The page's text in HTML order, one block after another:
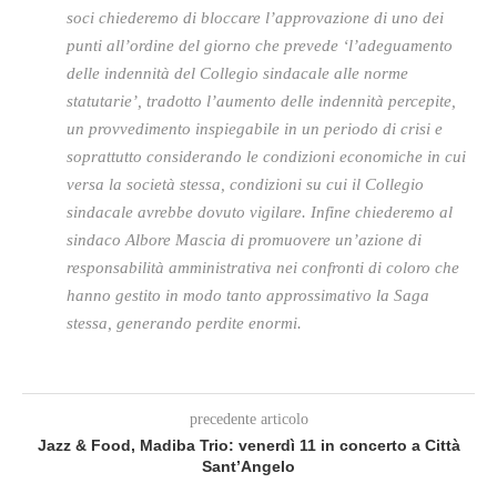
soci chiederemo di bloccare l’approvazione di uno dei
punti all’ordine del giorno che prevede ‘l’adeguamento
delle indennità del Collegio sindacale alle norme
statutarie’, tradotto l’aumento delle indennità percepite,
un provvedimento inspiegabile in un periodo di crisi e
soprattutto considerando le condizioni economiche in cui
versa la società stessa, condizioni su cui il Collegio
sindacale avrebbe dovuto vigilare. Infine chiederemo al
sindaco Albore Mascia di promuovere un’azione di
responsabilità amministrativa nei confronti di coloro che
hanno gestito in modo tanto approssimativo la Saga
stessa, generando perdite enormi.
precedente articolo
Jazz & Food, Madiba Trio: venerdì 11 in concerto a Città
Sant’Angelo